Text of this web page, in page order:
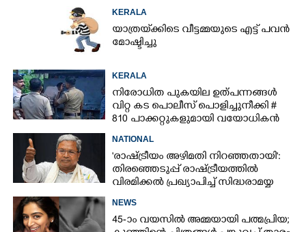
KERALA
യാത്രയ്‌ക്കിടെ വീട്ടമ്മയുടെ എട്ട് പവൻ
മോഷ്ടിച്ചു
KERALA
നിരോധിത പുകയില ഉത്പന്നങ്ങൾ
വിറ്റ കട പൊലീസ് പൊളിച്ചുനീക്കി #
810 പാക്കറ്റുകളുമായി വയോധികൻ
NATIONAL
'രാഷ്ട്രീയം അഴിമതി നിറഞ്ഞതായി':
തിരഞ്ഞെടുപ്പ് രാഷ്ട്രീയത്തിൽ
വിരമിക്കൽ പ്രഖ്യാപിച്ച് സിദ്ധരാമയ്യ
NEWS
45-ാം വയസിൽ അമ്മയായി പത്മപ്രിയ;